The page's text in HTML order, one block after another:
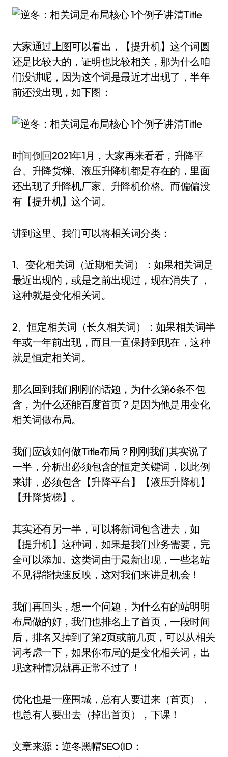
大家通过上图可以看出，【提升机】这个词圆
还是比较大的，证明也比较相关，那为什么咱
们没讲呢，因为这个词是最近才出现了，半年
前还没出现，如下图：
时间倒回2021年1月，大家再来看看，升降平
台、升降货梯、液压升降机都是存在的，里面
还出现了升降机厂家、升降机价格。而偏偏没
有【提升机】这个词。
讲到这里、我们可以将相关词分类：
1、变化相关词（近期相关词）：如果相关词是
最近出现的，或是之前出现过，现在消失了，
这种就是变化相关词。
2、恒定相关词（长久相关词）：如果相关词半
年或一年前出现，而且一直保持到现在，这种
就是恒定相关词。
那么回到我们刚刚的话题，为什么第6条不包
含，为什么还能百度首页？是因为他是用变化
相关词做布局。
我们应该如何做Title布局？刚刚我们其实说了
一半，分析出必须包含的恒定关键词，以此例
来讲，必须包含【升降平台】【液压升降机】
【升降货梯】。
其实还有另一半，可以将新词包含进去，如
【提升机】这种词，如果是我们业务需要，完
全可以添加。这类词由于最新出现，一些老站
不见得能快速反映，这对我们来讲是机会！
我们再回头，想一个问题，为什么有的站明明
布局做的好，我们也排名上了首页，一段时间
后，排名又掉到了第2页或前几页，可以从相关
词考虑一下，如果你布局的是变化相关词，出
现这种情况就再正常不过了！
优化也是一座围城，总有人要进来（首页），
也总有人要出去（掉出首页），下课！
文章来源：逆冬黑帽SEO(ID：